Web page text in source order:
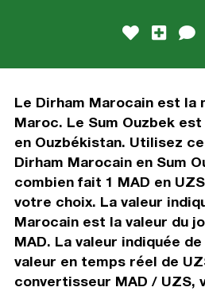
Le Dirham Marocain est la
Maroc. Le Sum Ouzbek
en Ouzbékistan. Utilisez
Dirham Marocain en Sum
combien fait 1 MAD en
votre choix. La valeur
Marocain est la valeur du
MAD. La valeur indiquée
valeur en temps réel de
convertisseur MAD / UZS,